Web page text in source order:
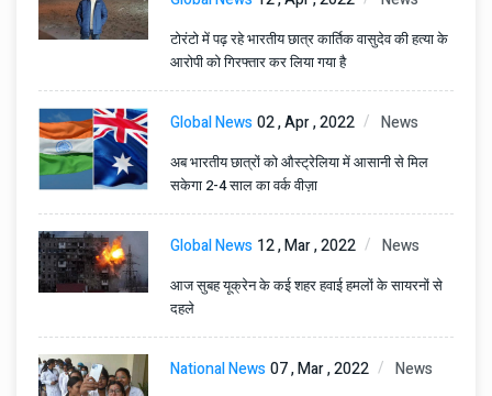
टोरंटो में पढ़ रहे भारतीय छात्र कार्तिक वासुदेव की हत्या के
आरोपी को गिरफ्तार कर लिया गया है
Global News02 , Apr , 2022 News
अब भारतीय छात्रों को औस्ट्रेलिया में आसानी से मिल
सकेगा 2-4 साल का वर्क वीज़ा
Global News 12 , Mar , 2022 News
आज सुबह यूक्रेन के कई शहर हवाई हमलों के सायरनों से
दहले
National News07 , Mar , 2022 News